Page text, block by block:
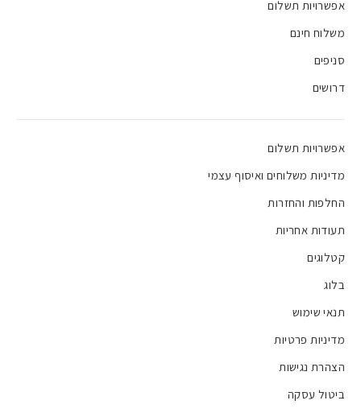
אפשרויות תשלום
משלוח חינם
סניפים
דרושים
אפשרויות תשלום
מדיניות משלוחים ואיסוף עצמי
החלפות והחזרות
תעודות אחריות
קטלוגים
בלוג
תנאי שימוש
מדיניות פרטיות
הצהרת נגישות
ביטול עסקה